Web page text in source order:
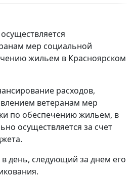
мер социальной
жильем в Красноярском
расходов,
ветеранам мер
по обеспечению жильем, в
осуществляется за счет
в день, следующий за днем его